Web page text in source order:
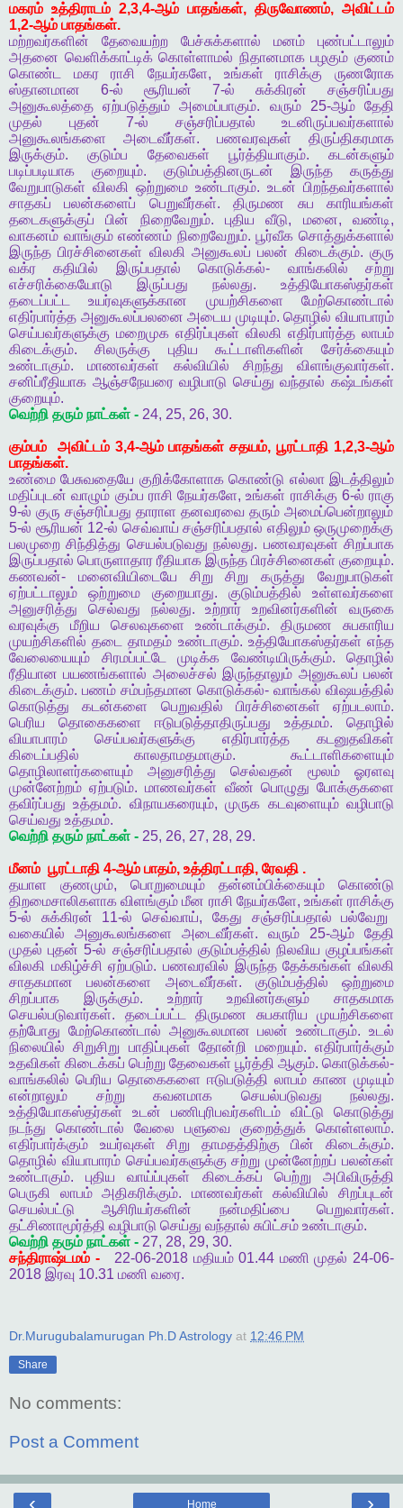
மகரம் உத்திராடம் 2,3,4-ஆம் பாதங்கள், திருவோணம், அவிட்டம்
1,2-ஆம் பாதங்கள்.
மற்றவர்களின்
தேவையற்ற பேச்சுக்களால் மனம்
புண்பட்டாலும்
அதனை வெளிக்காட்டிக் கொள்ளாமல் நிதானமாக பழகும் குணம்
கொண்ட
மகர ராசி நேயர்களே, உங்கள் ராசிக்கு
ருணரோக
ஸ்தானமான 6-ல் சூரியன் 7-ல் சுக்கிரன்
சஞ்சரிப்பது
அனுகூலத்தை
ஏற்படுத்தும் அமைப்பாகும். வரும்25-ஆம்
தேதி
முதல்
புதன் 7-ல் சஞ்சரிப்பதால்
உடனிருப்பவர்களால்
அனுகூலங்களை
அடைவீர்கள். பணவரவுகள்
திருப்திகரமாக
இருக்கும்.குடும்ப தேவைகள் பூர்த்தியாகும். கடன்களும்
படிப்படியாக
குறையும். குடும்பத்தினருடன் இருந்த
கருத்து
வேறுபாடுகள் விலகி ஒற்றுமை உண்டாகும். உடன் பிறந்தவர்களால்
சாதகப்
பலன்களைப் பெறுவீர்கள்.திருமண சுப
காரியங்கள்
தடைகளுக்குப்
பின் நிறைவேறும்.புதிய வீடு, மனை,வண்டி,
வாகனம் வாங்கும் எண்ணம் நிறைவேறும்.பூர்வீக சொத்துக்களால்
இருந்த பிரச்சினைகள் விலகி அனுகூலப் பலன் கிடைக்கும்.குரு
வக்ர
கதியில் இருப்பதால் கொடுக்கல்- வாங்கலில்
சற்று
எச்சரிக்கையோடு
இருப்பது நல்லது. உத்தியோகஸ்தர்கள்
தடைப்பட்ட
உயர்வுகளுக்கான முயற்சிகளை
மேற்கொண்டால்
எதிர்பார்த்த அனுகூலப்பலனை அடைய முடியும்.தொழில் வியாபாரம்
செய்பவர்களுக்கு மறைமுக எதிர்ப்புகள் விலகி எதிர்பார்த்த லாபம்
கிடைக்கும்.சிலருக்கு புதிய கூட்டாளிகளின்
சேர்க்கையும்
உண்டாகும்.மாணவர்கள் கல்வியில் சிறந்து விளங்குவார்கள்.
சனிப்ரீதியாக ஆஞ்சநேயரை வழிபாடு செய்து வந்தால் கஷ்டங்கள்
குறையும்.
வெற்றி தரும் நாட்கள் - 24, 25, 26, 30.
கும்பம் அவிட்டம்3,4-ஆம் பாதங்கள் சதயம்,பூரட்டாதி 1,2,3-ஆம்
பாதங்கள்.
உண்மை பேசுவதையே குறிக்கோளாக கொண்டு எல்லா இடத்திலும்
மதிப்புடன் வாழும் கும்ப ராசி நேயர்களே,உங்கள் ராசிக்கு 6-ல் ராகு
9-ல் குரு சஞ்சரிப்பது தாராள தனவரவை தரும் அமைப்பென்றாலும்
5-ல் சூரியன் 12-ல் செவ்வாய் சஞ்சரிப்பதால் எதிலும் ஒருமுறைக்கு
பலமுறை சிந்தித்து செயல்படுவது நல்லது. பணவரவுகள் சிறப்பாக
இருப்பதால் பொருளாதார ரீதியாக இருந்த பிரச்சினைகள் குறையும்.
கணவன்- மனைவியிடையே சிறு சிறு கருத்து
வேறுபாடுகள்
ஏற்பட்டாலும்
ஒற்றுமை குறையாது. குடும்பத்தில்
உள்ளவர்களை
அனுசரித்து
செல்வது நல்லது.உற்றார் உறவினர்களின்
வருகை
வரவுக்கு
மீறிய செலவுகளை உண்டாக்கும். திருமண
சுபகாரிய
முயற்சிகளில் தடை தாமதம் உண்டாகும். உத்தியோகஸ்தர்கள் எந்த
வேலையையும்
சிரமப்பட்டே முடிக்க வேண்டியிருக்கும். தொழில்
ரீதியான பயணங்களால் அலைச்சல் இருந்தாலும் அனுகூலப் பலன்
கிடைக்கும். பணம் சம்பந்தமான கொடுக்கல்- வாங்கல் விஷயத்தில்
கொடுத்து
கடன்களை பெறுவதில் பிரச்சினைகள் ஏற்படலாம்.
பெரிய
தொகைகளை ஈடுபடுத்தாதிருப்பது உத்தமம். தொழில்
வியாபாரம்
செய்பவர்களுக்கு எதிர்பார்த்த
கடனுதவிகள்
கிடைப்பதில்
காலதாமதமாகும். கூட்டாளிகளையும்
தொழிலாளர்களையும்
அனுசரித்து செல்வதன் மூலம்
ஓரளவு
முன்னேற்றம் ஏற்படும்.மாணவர்கள் வீண் பொழுது போக்குகளை
தவிர்ப்பது உத்தமம். விநாயகரையும்,முருக கடவுளையும் வழிபாடு
செய்வது உத்தமம்.
வெற்றி தரும் நாட்கள் - 25, 26, 27, 28, 29.
மீனம் பூரட்டாதி 4-ஆம் பாதம், உத்திரட்டாதி, ரேவதி .
தயாள
குணமும், பொறுமையும் தன்னம்பிக்கையும்
கொண்டு
திறமைசாலிகளாக விளங்கும் மீன ராசி நேயர்களே, உங்கள் ராசிக்கு
5-ல் சுக்கிரன் 11-ல் செவ்வாய், கேது சஞ்சரிப்பதால்
பல்வேறு
வகையில்
அனுகூலங்களை அடைவீர்கள். வரும் 25-ஆம்
தேதி
முதல் புதன் 5-ல் சஞ்சரிப்பதால் குடும்பத்தில் நிலவிய குழப்பங்கள்
விலகி மகிழ்ச்சி ஏற்படும்.பணவரவில் இருந்த தேக்கங்கள் விலகி
சாதகமான
பலன்களை அடைவீர்கள். குடும்பத்தில்
ஒற்றுமை
சிறப்பாக
இருக்கும். உற்றார் உறவினர்களும்
சாதகமாக
செயல்படுவார்கள். தடைப்பட்ட திருமண சுபகாரிய
முயற்சிகளை
தற்போது மேற்கொண்டால் அனுகூலமான பலன் உண்டாகும்.உடல்
நிலையில்
சிறுசிறு பாதிப்புகள் தோன்றி மறையும்.எதிர்பார்க்கும்
உதவிகள் கிடைக்கப் பெற்று தேவைகள் பூர்த்தி ஆகும். கொடுக்கல்-
வாங்கலில் பெரிய தொகைகளை ஈடுபடுத்தி லாபம் காண முடியும்
என்றாலும்
சற்று கவனமாக செயல்படுவது நல்லது.
உத்தியோகஸ்தர்கள்
உடன் பணிபுரிபவர்களிடம் விட்டு
கொடுத்து
நடந்து
கொண்டால் வேலை பளுவை குறைத்துக் கொள்ளலாம்.
எதிர்பார்க்கும்
உயர்வுகள் சிறு தாமதத்திற்கு பின் கிடைக்கும்.
தொழில் வியாபாரம் செய்பவர்களுக்கு சற்று முன்னேற்றப் பலன்கள்
உண்டாகும்.புதிய வாய்ப்புகள் கிடைக்கப் பெற்று
அபிவிருத்தி
பெருகி
லாபம் அதிகரிக்கும். மாணவர்கள் கல்வியில்
சிறப்புடன்
செயல்பட்டு
ஆசிரியர்களின் நன்மதிப்பை பெறுவார்கள்.
தட்சிணாமூர்த்தி வழிபாடு செய்து வந்தால் சுபிட்சம் உண்டாகும்.
வெற்றி தரும் நாட்கள் - 27, 28, 29, 30.
சந்திராஷ்டமம் - 22-06-2018 மதியம்01.44 மணி முதல் 24-06-
2018 இரவு 10.31 மணி வரை.
Dr.Murugubalamurugan Ph.D Astrology at 12:46 PM
Share
No comments:
Post a Comment
‹ ›
Home